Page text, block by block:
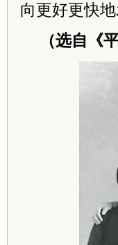
向更好更快地
（选自《